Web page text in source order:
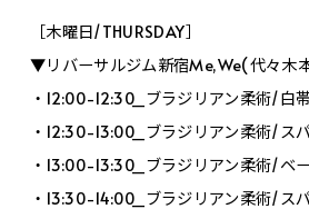
［木曜日/THURSDAY］
▼リバーサルジム新宿Me,We(代々木
・12:00-12:30_ブラジリアン柔術/白
・12:30-13:00_ブラジリアン柔術/ス
・13:00-13:30_ブラジリアン柔術/ベ
・13:30-14:00_ブラジリアン柔術/ス